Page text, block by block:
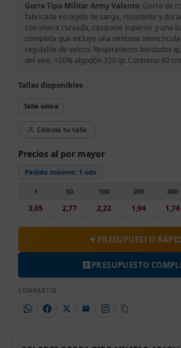
Gorra Tipo Militar Army Valento. Gorra de
fabricada en tejido de sarga, resistente y
con visera curvada, casquete superior y una
completa que incluye una ventana
regulable de velcro. Respiraderos bordados
del aire. 100% algodón 220 gr. Contorno 60
Tallas disponibles
Talla única
Calcula tu talla
Precios al por mayor
Pedido mínimo: 1 uds
1
3,05
50
2,77
100
2,22
200
1,94
400
1,74
PRESUPUESTO
PRESUPUESTO
COMPARTIR